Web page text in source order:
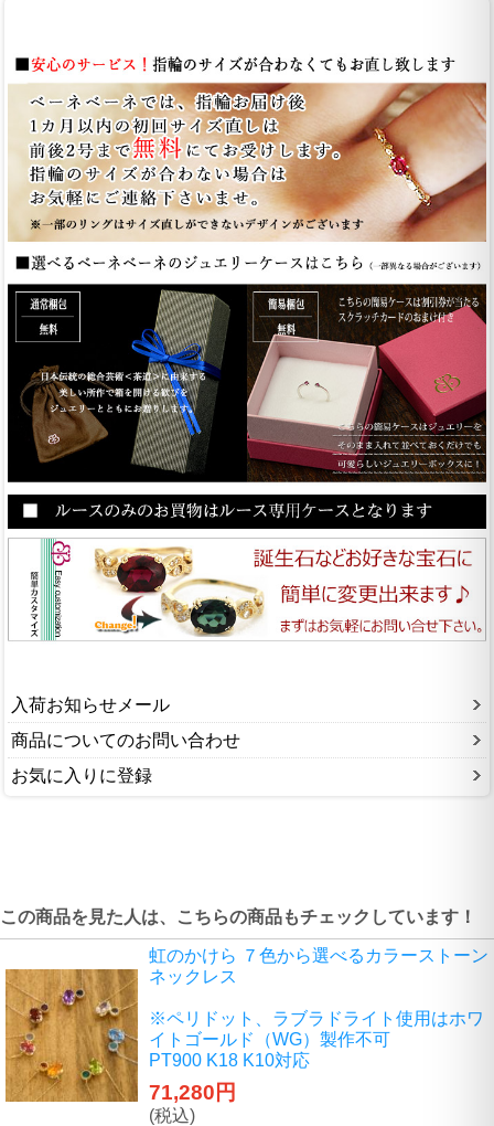
入荷お知らせメール
商品についてのお問い合わせ
お気に入りに登録
この商品を見た人は、こちらの商品もチェックしています！
虹のかけら ７色から選べるカラーストーン
ネックレス
※ペリドット、ラブラドライト使用はホワ
イトゴールド（WG）製作不可
PT900 K18 K10対応
71,280円
(税込)